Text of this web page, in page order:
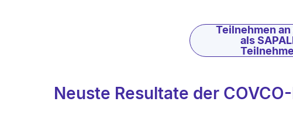
Teilnehmen an
als
Neuste Resultate der